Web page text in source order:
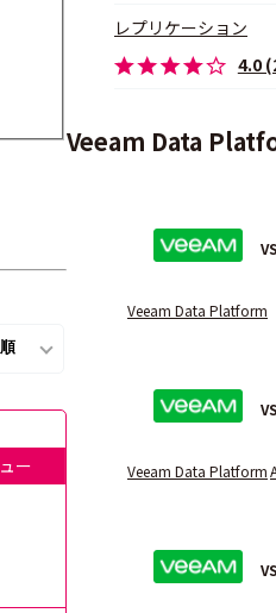
ー
レプリケーション
4.0
Veeam Data
Veeam Data Platform
VS
Veeam Data Platform
VS
VS